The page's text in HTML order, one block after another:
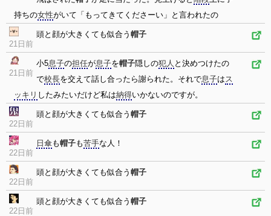
持ちの女性がいて「もってきてくださーい」と言われたの
21日前
頭と顔が大きくても似合う 帽子
21日前
小5息子の担任が息子を帽子隠しの犯人 と決めつけたの
で校長を交えて話し合ったら謝られた。それで息子はス
ッキリ したみたいだけど私は納得いかないのですが。
22日前
頭と顔が大きくても似合う 帽子
22日前
日傘も帽子も苦手な人！
22日前
頭と顔が大きくても似合う 帽子
22日前
頭と顔が大きくても似合う 帽子